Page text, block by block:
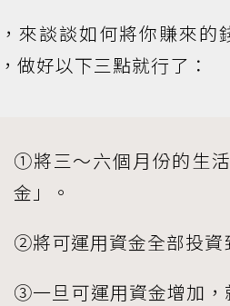
來談談如何將你賺來
做好以下三點就行了：
①將三～六個月份的生
金」。
②將可運用資金全部投資
③一旦可運用資金增加，